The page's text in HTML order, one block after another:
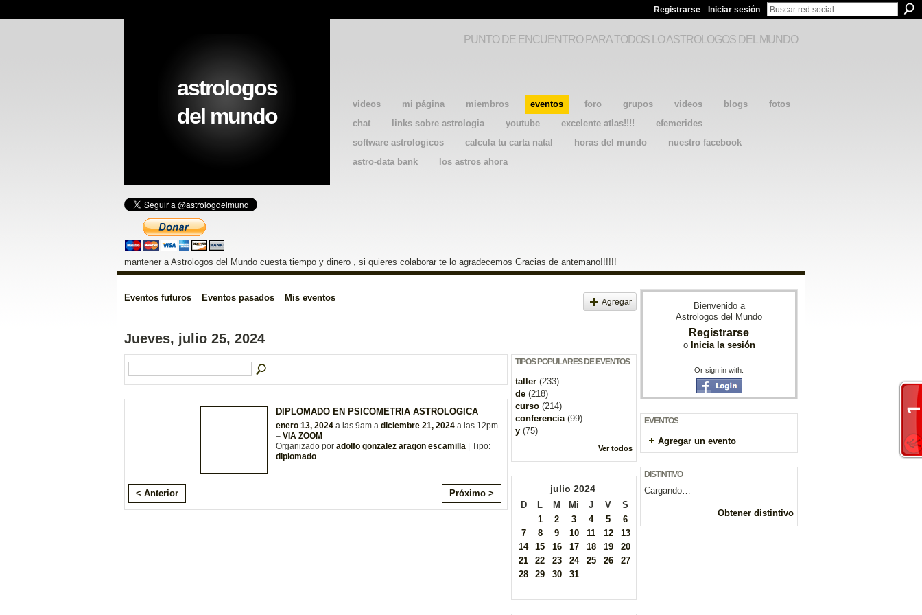
Registrarse Iniciar sesión
videos mi página miembros eventos foro grupos videos blogs
fotos
chat
links sobre astrologia youtube excelente atlas!!!!
efemerides
software astrologicos
calcula tu carta natal horas del mundo
nuestro facebook
astro-data bank
los astros ahora
astrologos
del mundo
PUNTO DE ENCUENTRO PARA TODOS LO ASTROLOGOS DEL MUNDO
mantener a Astrologos del Mundo cuesta tiempo y dinero , si quieres colaborar te lo agradecemos Gracias de antemano!!!!!!
Eventos futuros Eventos pasados Mis eventos Agregar
Jueves, julio 25, 2024
DIPLOMADO EN PSICOMETRIA ASTROLOGICA
enero 13, 2024 a las 9am a diciembre 21, 2024 a las 12pm
– VIA ZOOM
Organizado por adolfo gonzalez aragon escamilla | Tipo:
diplomado
< Anterior Próximo >
TIPOS POPULARES DE EVENTOS
taller (233)
de (218)
curso (214)
conferencia(99)
y (75)
Ver todos
julio 2024
D L M Mi J V
S
1
2 3 4 5
6
7
8 9 10 11 12
13
14
15 16 17 18 19
20
21
22 23 24 25 26
27
28
29 30 31
Bienvenido a
Astrologos del Mundo
Registrarse
o Inicia la sesión
Or sign in with:
EVENTOS
Agregar un evento
DISTINTIVO
Cargando…
Obtener distintivo